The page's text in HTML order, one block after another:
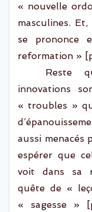
« nouvelle
masculines.
se prononce
reformation »
Reste
innovations
« troubles »
aussi menacés
espérer que
voit dans sa
quête de «
« sagesse »